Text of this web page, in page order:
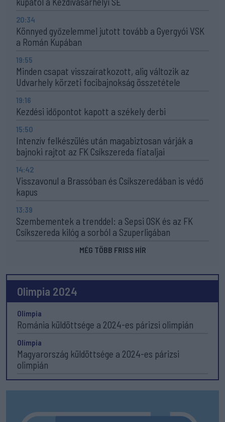
20:34
Könnyed győzelemmel jutott tovább a Gyergyói VSK
a Román Kupában
19:55
Minden csapat visszaíratkozott, alig változik az
Udvarhely körzeti focibajnokság összetétele
19:16
Kezdési időpontot kapott a székely derbi
15:50
Intenzív felkészülés után magabiztosan várják a
bajnoki rajtot az FK Csíkszereda fiataljai
14:42
Visszavonul a Brassóban és Csíkszeredában is védő
kapus
13:39
Szembementek a trenddel: a Sepsi OSK és az FK
Csíkszereda kilóg a sorból a Szuperligában
MÉG TÖBB FRISS HÍR
Olimpia 2024
Olimpia
Románia küldöttsége a 2024-es párizsi olimpián
Olimpia
Magyarország küldöttsége a 2024-es párizsi
olimpián